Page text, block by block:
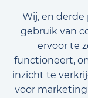
Wij, en
gebruik van
ervoor te
functioneert,
inzicht te
voor
Voornaam